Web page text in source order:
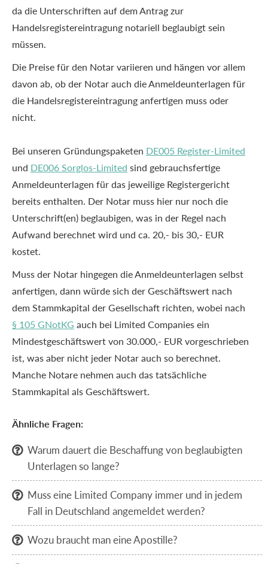
da die Unterschriften auf dem Antrag zur
Handelsregistereintragung notariell beglaubigt sein
müssen.
Die Preise für den Notar variieren und hängen vor allem
davon ab, ob der Notar auch die Anmeldeunterlagen für
die Handelsregistereintragung anfertigen muss oder
nicht.
Bei unseren Gründungspaketen DE005 Register-Limited
und DE006 Sorglos-Limited sind gebrauchsfertige
Anmeldeunterlagen für das jeweilige Registergericht
bereits enthalten. Der Notar muss hier nur noch die
Unterschrift(en) beglaubigen, was in der Regel nach
Aufwand berechnet wird und ca. 20,- bis 30,- EUR
kostet.
Muss der Notar hingegen die Anmeldeunterlagen selbst
anfertigen, dann würde sich der Geschäftswert nach
dem Stammkapital der Gesellschaft richten, wobei nach
§ 105 GNotKG auch bei Limited Companies ein
Mindestgeschäftswert von 30.000,- EUR vorgeschrieben
ist, was aber nicht jeder Notar auch so berechnet.
Manche Notare nehmen auch das tatsächliche
Stammkapital als Geschäftswert.
Ähnliche Fragen:
 Warum dauert die Beschaffung von beglaubigten
Unterlagen so lange?
 Muss eine Limited Company immer und in jedem
Fall in Deutschland angemeldet werden?
 Wozu braucht man eine Apostille?